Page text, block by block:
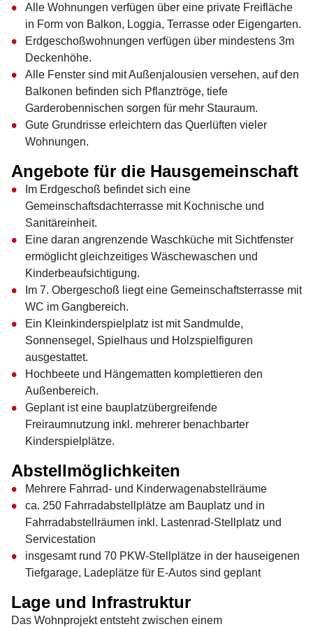
Alle Wohnungen verfügen über eine private Freifläche
in Form von Balkon, Loggia, Terrasse oder Eigengarten.
Erdgeschoßwohnungen verfügen über mindestens 3m
Deckenhöhe.
Alle Fenster sind mit Außenjalousien versehen, auf den
Balkonen befinden sich Pflanztröge, tiefe
Garderobennischen sorgen für mehr Stauraum.
Gute Grundrisse erleichtern das Querlüften vieler
Wohnungen.
Angebote für die Hausgemeinschaft
Im Erdgeschoß befindet sich eine
Gemeinschaftsdachterrasse mit Kochnische und
Sanitäreinheit.
Eine daran angrenzende Waschküche mit Sichtfenster
ermöglicht gleichzeitiges Wäschewaschen und
Kinderbeaufsichtigung.
Im 7. Obergeschoß liegt eine Gemeinschaftsterrasse mit
WC im Gangbereich.
Ein Kleinkinderspielplatz ist mit Sandmulde,
Sonnensegel, Spielhaus und Holzspielfiguren
ausgestattet.
Hochbeete und Hängematten komplettieren den
Außenbereich.
Geplant ist eine bauplatzübergreifende
Freiraumnutzung inkl. mehrerer benachbarter
Kinderspielplätze.
Abstellmöglichkeiten
Mehrere Fahrrad- und Kinderwagenabstellräume
ca. 250 Fahrradabstellplätze am Bauplatz und in
Fahrradabstellräumen inkl. Lastenrad-Stellplatz und
Servicestation
insgesamt rund 70 PKW-Stellplätze in der hauseigenen
Tiefgarage, Ladeplätze für E-Autos sind geplant
Lage und Infrastruktur
Das Wohnprojekt entsteht zwischen einem